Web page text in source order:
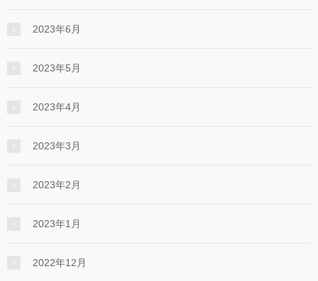
2023年6月
2023年5月
2023年4月
2023年3月
2023年2月
2023年1月
2022年12月